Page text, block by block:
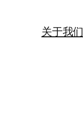
关于我们